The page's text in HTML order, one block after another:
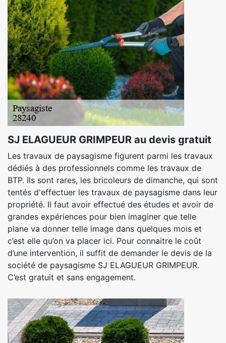
SJ ELAGUEUR GRIMPEUR au devis gratuit
Les travaux de paysagisme figurent parmi les travaux
dédiés à des professionnels comme les travaux de
BTP. Ils sont rares, les bricoleurs de dimanche, qui sont
tentés d'effectuer les travaux de paysagisme dans leur
propriété. Il faut avoir effectué des études et avoir de
grandes expériences pour bien imaginer que telle
plane va donner telle image dans quelques mois et
c’est elle qu’on va placer ici. Pour connaitre le coût
d’une intervention, il suffit de demander le devis de la
société de paysagisme SJ ELAGUEUR GRIMPEUR.
C’est gratuit et sans engagement.